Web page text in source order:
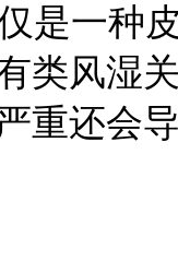
是一种
类风湿
重还会